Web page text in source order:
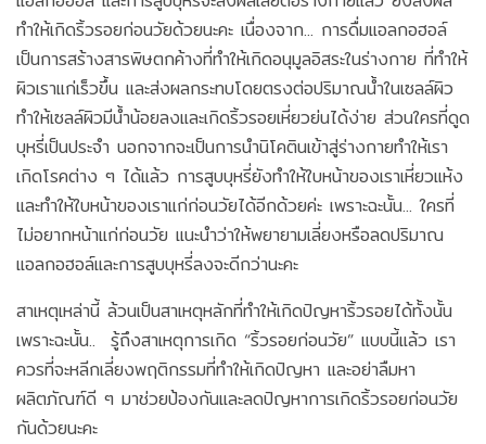
ทำให้เกิดริ้วรอยก่อนวัยด้วยนะคะ เนื่องจาก... การดื่มแอลกอฮอล์
เป็นการสร้างสารพิษตกค้างที่ทำให้เกิดอนุมูลอิสระในร่างกาย ที่ทำให้
ผิวเราแก่เร็วขึ้น และส่งผลกระทบโดยตรงต่อปริมาณน้ำในเซลล์ผิว
ทำให้เซลล์ผิวมีน้ำน้อยลงและเกิดริ้วรอยเหี่ยวย่นได้ง่าย ส่วนใครที่ดูด
บุหรี่เป็นประจำ นอกจากจะเป็นการนำนิโคตินเข้าสู่ร่างกายทำให้เรา
เกิดโรคต่าง ๆ ได้แล้ว การสูบบุหรี่ยังทำให้ใบหน้าของเราเหี่ยวแห้ง
และทำให้ใบหน้าของเราแก่ก่อนวัยได้อีกด้วยค่ะ เพราะฉะนั้น... ใครที่
ไม่อยากหน้าแก่ก่อนวัย แนะนำว่าให้พยายามเลี่ยงหรือลดปริมาณ
แอลกอฮอล์และการสูบบุหรี่ลงจะดีกว่านะคะ
สาเหตุเหล่านี้ ล้วนเป็นสาเหตุหลักที่ทำให้เกิดปัญหาริ้วรอยได้ทั้งนั้น
เพราะฉะนั้น.. รู้ถึงสาเหตุการเกิด “ริ้วรอยก่อนวัย” แบบนี้แล้ว เรา
ควรที่จะหลีกเลี่ยงพฤติกรรมที่ทำให้เกิดปัญหา และอย่าลืมหา
ผลิตภัณฑ์ดี ๆ มาช่วยป้องกันและลดปัญหาการเกิดริ้วรอยก่อนวัย
กันด้วยนะคะ